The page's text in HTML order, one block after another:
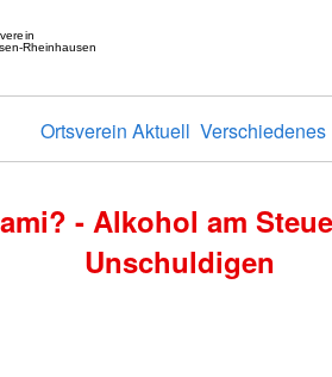
Rheinhausen
Ortsverein Aktuell Verschiedenes
- Alkohol am
Unschuldigen